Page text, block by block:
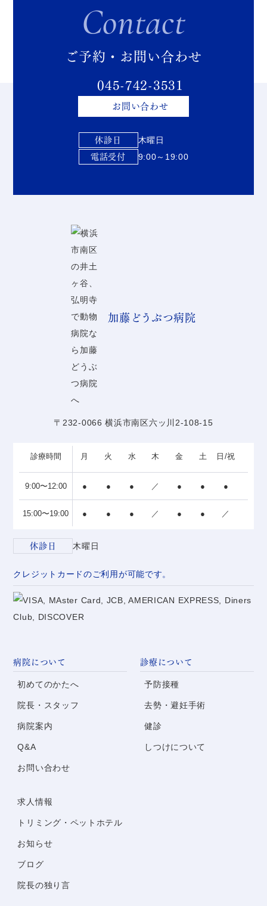
Contact
ご予約・お問い合わせ
045-742-3531
お問い合わせ
休診日 木曜日
電話受付 9:00～19:00
加藤どうぶつ病院
〒232-0066 横浜市南区六ッ川2-108-15
診療時間 月 火 水 木 金 土 日/祝
9:00〜12:00 ● ● ● ／ ● ● ●
15:00〜19:00 ● ● ● ／ ● ● ／
休診日 木曜日
クレジットカードのご利用が可能です。
病院について
初めてのかたへ
院長・スタッフ
病院案内
Q&A
お問い合わせ
診療について
予防接種
去勢・避妊手術
健診
しつけについて
求人情報
トリミング・ ペットホテル
お知らせ
ブログ
院長の独り言